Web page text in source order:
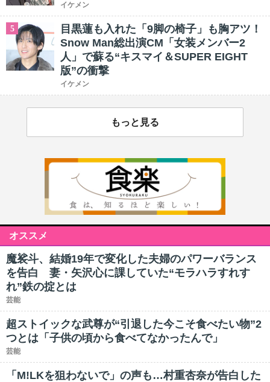
イケメン
5
目黒蓮も入れた「9脚の椅子」も胸アツ！
Snow Man総出演CM「女装メンバー2
人」で蘇る“キスマイ＆SUPER EIGHT
版”の衝撃
イケメン
もっと見る
オススメ
魔裟斗、結婚19年で変化した夫婦のパワーバランス
を告白 妻・矢沢心に課していた“モラハラすれす
れ”鉄の掟とは
芸能
超ストイックな武尊が“引退した今こそ食べたい物”2
つとは「子供の頃から食べてなかったんで」
芸能
「M!LKを狙わないで」の声も…村重杏奈が告白した